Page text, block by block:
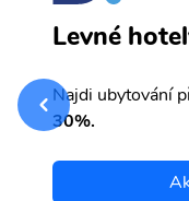
Levné
Najdi ubytování
30%.